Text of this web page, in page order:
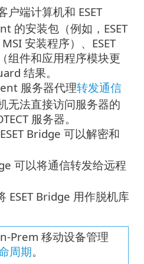
户端计算机和 ESET
的安装包（例如， ESET
MSI 安装程序）、ESET
组件和应用程序模块更
结果。
服务器代理转发通信
无法直接访问服务器的
服务器。
Bridge 可以解密和
可以将通信转发给远程
ESET Bridge 用作脱机库
Prem 移动设备管理
周期。